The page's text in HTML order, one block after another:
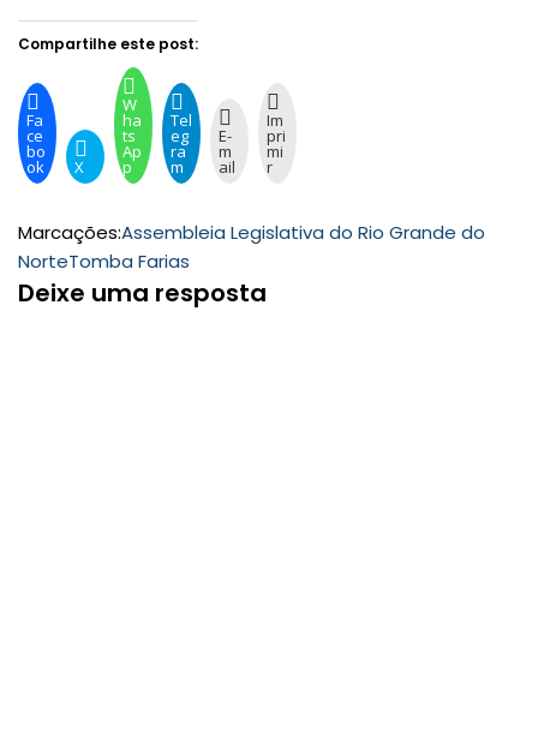
Compartilhe este post:
Fa
ce
bo
ok X
W
ha
ts
Ap
p
Tel
eg
ra
m
E-
m
ail
Im
pri
mi
r
Marcações:Assembleia Legislativa do Rio Grande do
NorteTomba Farias
Deixe uma resposta